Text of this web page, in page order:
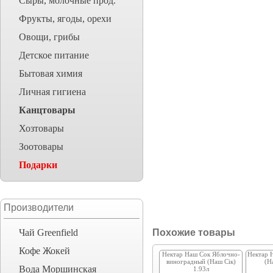
Фрукты, ягоды, орехи
Овощи, грибы
Детское питание
Бытовая химия
Личная гигиена
Канцтовары
Хозтовары
Зоотовары
Подарки
Производители
Чай Greenfield
Кофе Жокей
Вода Моршинская
Похожие товары
Нектар Наш Сок Яблочно-
виноградный (Наш Сік)
1.93л
Нектар